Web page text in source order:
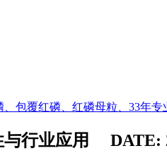
包覆红磷、红磷母粒、33年
与行业应用 DATE: